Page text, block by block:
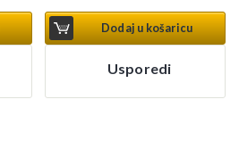
€.
Dodaj u košaricu
Usporedi